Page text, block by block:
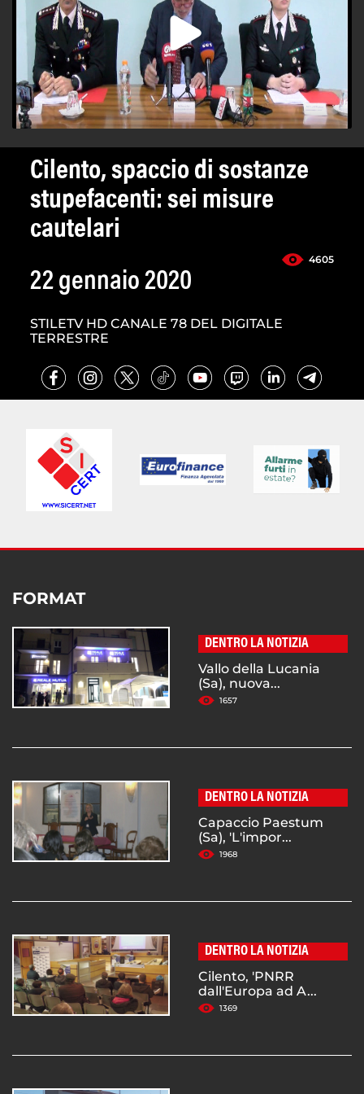
Cilento, spaccio di sostanze
stupefacenti: sei misure
cautelari
4605
22 gennaio 2020
STILETV HD CANALE 78 DEL DIGITALE
TERRESTRE
FORMAT
DENTRO LA NOTIZIA
Vallo della Lucania
(Sa), nuova...
1657
DENTRO LA NOTIZIA
Capaccio Paestum
(Sa), 'L'impor...
1968
DENTRO LA NOTIZIA
Cilento, 'PNRR
dall'Europa ad A...
1369